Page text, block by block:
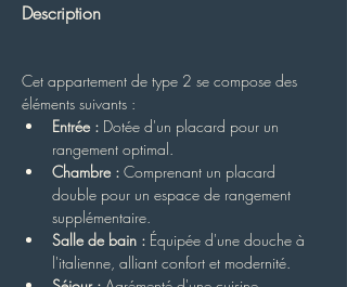
Description
Cet appartement de type 2 se compose des
éléments suivants :
Entrée : Dotée d'un placard pour un
rangement optimal.
Chambre : Comprenant un placard
double pour un espace de rangement
supplémentaire.
Salle de bain : Équipée d'une douche à
l'italienne, alliant confort et modernité.